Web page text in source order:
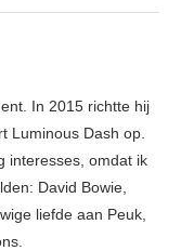
In 2015 richtte hij
Luminous Dash op.
interesses, omdat ik
David Bowie,
liefde aan Peuk,